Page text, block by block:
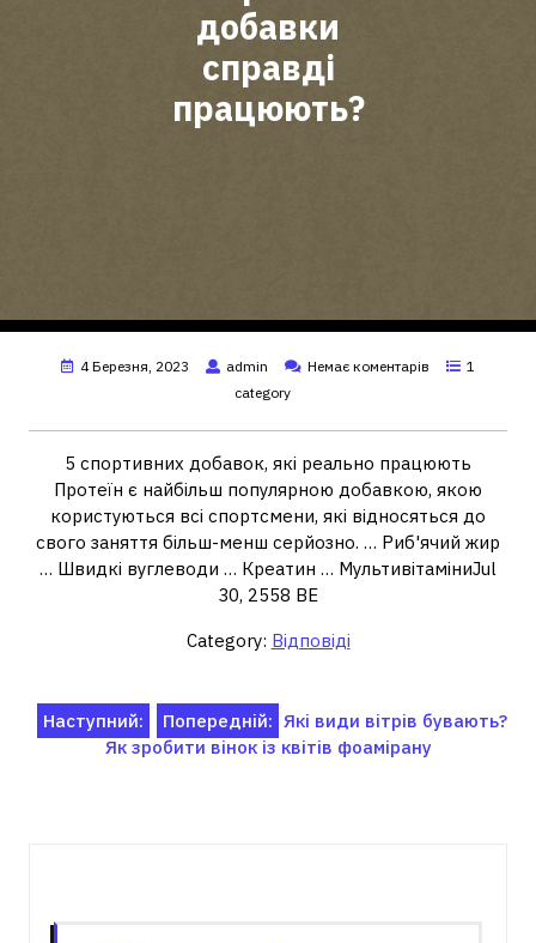
добавки
справді
працюють?
4 Березня, 2023 admin Немає коментарів
1
category
5 спортивних добавок, які реально працюють
Протеїн є найбільш популярною добавкою, якою
користуються всі спортсмени, які відносяться до
свого заняття більш-менш серйозно. … Риб'ячий жир
… Швидкі вуглеводи … Креатин … МультивітаміниJul
30, 2558 BE
Category: Відповіді
Навігація
записів
Попередній: Які види вітрів бувають?
Наступний:
Як зробити вінок із квітів фоамірану